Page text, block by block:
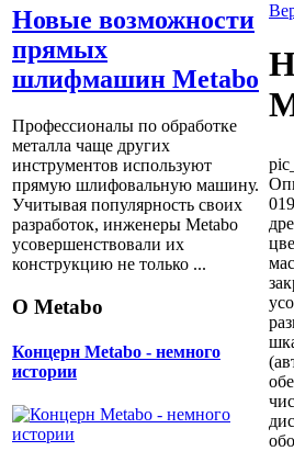
Новые возможности
прямых
шлифмашин Metabo
Профессионалы по обработке
металла чаще других
инструментов используют
прямую шлифовальную машину.
Учитывая популярность своих
разработок, инженеры Metabo
усовершенствовали их
конструкцию не только ...
О Metabo
Концерн Metabo - немного
истории